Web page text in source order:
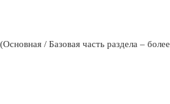
/ Базовая часть раздела – более